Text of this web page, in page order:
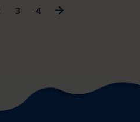
3 4